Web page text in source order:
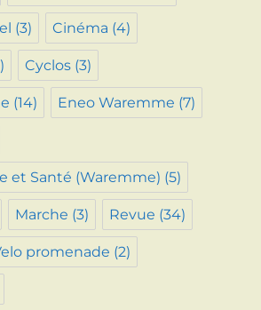
(3) Cinéma (4)
Cyclos (3)
(14) Eneo Waremme (7)
et Santé (Waremme) (5)
Marche (3) Revue (34)
promenade (2)